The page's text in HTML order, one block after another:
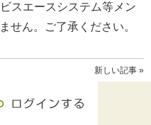
スエースシステム等メン
せん。ご了承ください。
新しい記事 »